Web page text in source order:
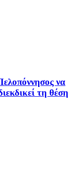
να
τη θέση